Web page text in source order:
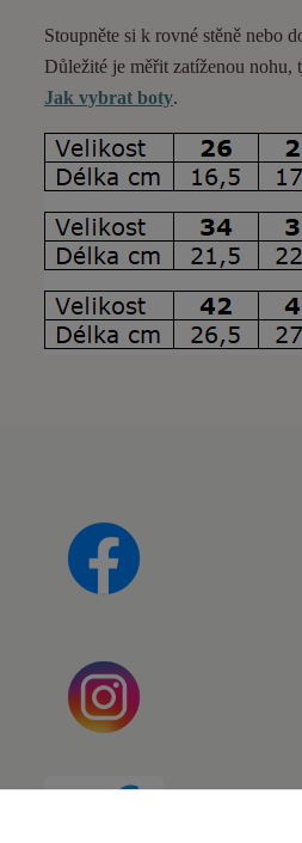
Stoupněte si k rovné stěně nebo
Důležité je měřit zatíženou nohu,
Jak vybrat boty.